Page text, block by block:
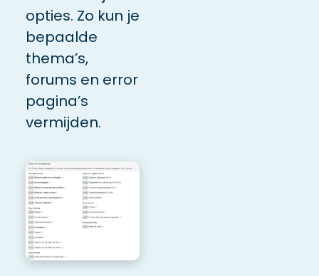
opties. Zo kun je
bepaalde
thema’s,
forums en error
pagina’s
vermijden.